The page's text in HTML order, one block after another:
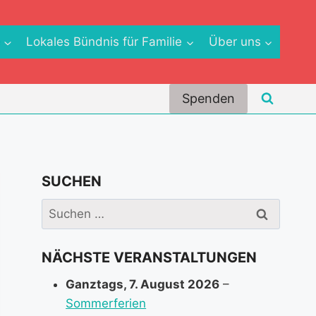
Lokales Bündnis für Familie Über uns
Spenden
SUCHEN
Suchen
nach:
NÄCHSTE VERANSTALTUNGEN
Ganztags,7. August 2026 –
Sommerferien